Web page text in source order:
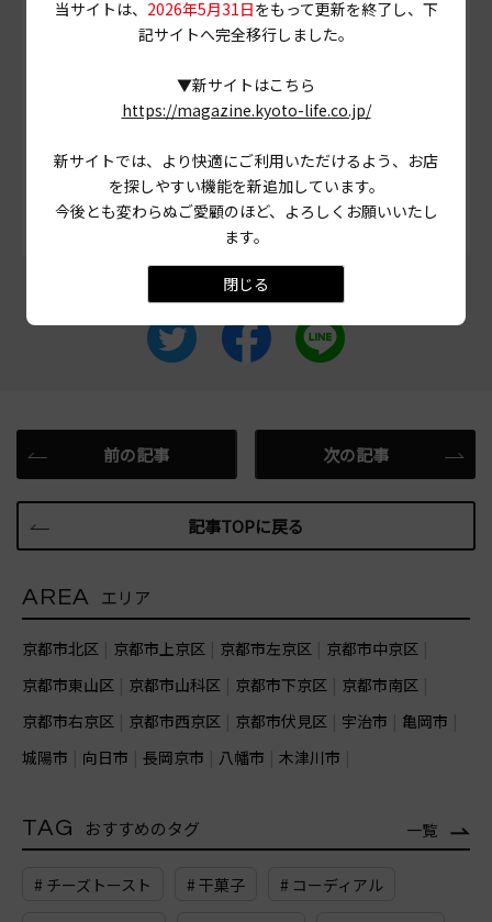
当ページに掲載されている店舗情報は、2024年4月25
営業情報やメニュー等が異なる場合がありますので、
事前に確認の上ご利用ください。
# 北白川 # 京都市左京区 # 焼きそば
この記事をシェアする
前の記事
記事TOPに戻る
次の記事
AREA エリア
京都市北区 京都市上京区 京都市左京区
京都市中京区
京都市東山区
京都市山科区 京都市下京区
京都市南区
京都市右京区
京都市西京区 京都市伏見区 宇治市
亀岡市
城陽市
向日市 長岡京市 八幡市 木津川市
TAG おすすめのタグ 一覧
# チーズトースト # 干菓子 # コーディアル
当サイトは、 2026年5月31日をもって更新を終了し、下
記サイトへ完全移行しました。
▼新サイトはこちら
https://magazine.kyoto-life.co.jp/
新サイトでは、より快適にご利用いただけるよう、お店
を探しやすい機能を新追加しています。
今後とも変わらぬご愛顧のほど、よろしくお願いいたし
ます。
閉じる